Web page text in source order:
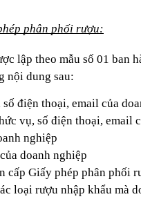
phân phối rượu:
lập theo mẫu số 01 ban
nội dung sau:
điện thoại, email của
vụ, số điện thoại, email
nghiệp
doanh nghiệp
cấp Giấy phép phân phối
loại rượu nhập khẩu mà